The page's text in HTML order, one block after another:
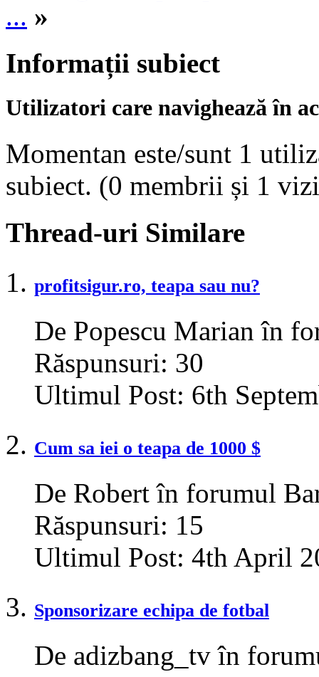
... »
Informații subiect
Utilizatori care navighează în
Momentan este/sunt 1
subiect. (0 membrii și 1
Thread-uri Similare
profitsigur.ro, teapa sau nu?
De Popescu Marian în
Răspunsuri: 30
Ultimul Post: 6th
Cum sa iei o teapa de 1000 $
De Robert în forumul
Răspunsuri: 15
Ultimul Post: 4th April
Sponsorizare echipa de fotbal
De adizbang_tv în